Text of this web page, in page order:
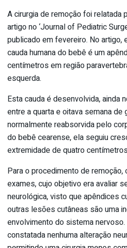
A cirurgia de remoção foi relatada
artigo no ‘Journal of Pediatric
publicado em fevereiro. No artigo,
cauda humana do bebê é um
centímetros em região
esquerda.
Esta cauda é desenvolvida, ainda
entre a quarta e oitava semana de
normalmente reabsorvida pelo
do bebê cearense, ela seguiu
extremidade de quatro
Para o procedimento de
exames, cujo objetivo era avaliar
neurológica, visto que apêndices
outras lesões cutâneas são uma
envolvimento do sistema
constatada nenhuma alteração